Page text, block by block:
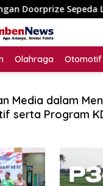
Sepeda Listrik
Olahraga Otomotif
Media dalam
serta Program